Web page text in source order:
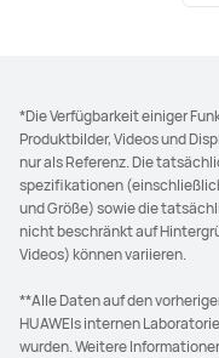
*Die Verfügbarkeit einiger
Produktbilder, Videos und
nur als Referenz. Die
spezifikationen
und Größe) sowie die
nicht beschränkt auf
Videos) können variieren.
**Alle Daten auf den
HUAWEIs internen
wurden. Weitere